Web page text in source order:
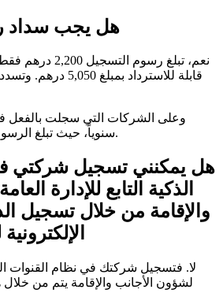
هل يجب سداد
نعم، تبلغ رسوم
قابلة للاسترداد
وعلى الشركات التي سجلت بالفعل
سنوياً، حيث تبلغ الرسوم المفروضة 1,200 درهم.
هل يمكنني تسجيل شركتي
الذكية التابع للإدارة
والإقامة من خلال تسجيل
لا. فتسجيل شركتك في نظام القنوات
لشؤون الأجانب والإقامة يتم من